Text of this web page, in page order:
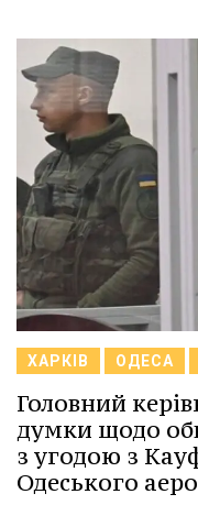
ХАРКІВ ОДЕСА
Головний
думки щодо
з угодою з
Одеського